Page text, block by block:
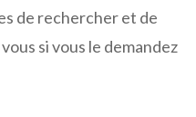
de rechercher et de
si vous le demandez